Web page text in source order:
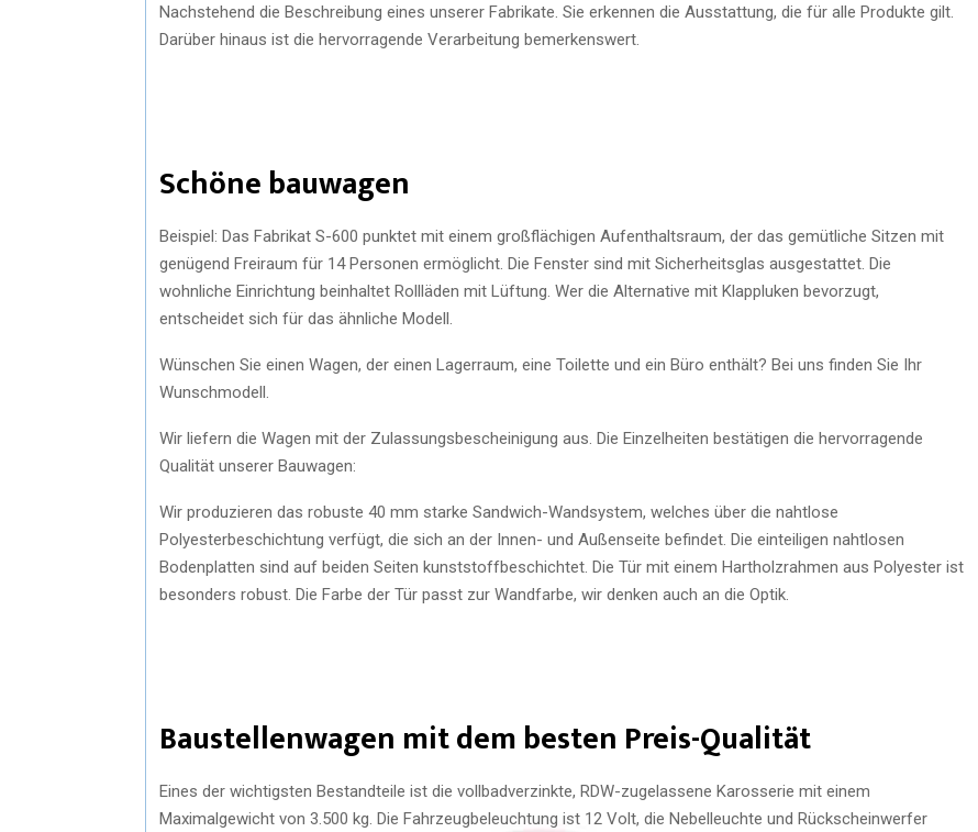
Nachstehend die Beschreibung eines unserer Fabrikate. Sie erkennen die Ausstattung, die für alle Produkte gilt.
Darüber hinaus ist die hervorragende Verarbeitung bemerkenswert.
Schöne bauwagen
Beispiel: Das Fabrikat S-600 punktet mit einem großflächigen Aufenthaltsraum, der das gemütliche Sitzen mit
genügend Freiraum für 14 Personen ermöglicht. Die Fenster sind mit Sicherheitsglas ausgestattet. Die
wohnliche Einrichtung beinhaltet Rollläden mit Lüftung. Wer die Alternative mit Klappluken bevorzugt,
entscheidet sich für das ähnliche Modell.
Wünschen Sie einen Wagen, der einen Lagerraum, eine Toilette und ein Büro enthält? Bei uns finden Sie Ihr
Wunschmodell.
Wir liefern die Wagen mit der Zulassungsbescheinigung aus. Die Einzelheiten bestätigen die hervorragende
Qualität unserer Bauwagen:
Wir produzieren das robuste 40 mm starke Sandwich-Wandsystem, welches über die nahtlose
Polyesterbeschichtung verfügt, die sich an der Innen- und Außenseite befindet. Die einteiligen nahtlosen
Bodenplatten sind auf beiden Seiten kunststoffbeschichtet. Die Tür mit einem Hartholzrahmen aus Polyester ist
besonders robust. Die Farbe der Tür passt zur Wandfarbe, wir denken auch an die Optik.
Baustellenwagen mit dem besten Preis-Qualität
Eines der wichtigsten Bestandteile ist die vollbadverzinkte, RDW-zugelassene Karosserie mit einem
Maximalgewicht von 3.500 kg. Die Fahrzeugbeleuchtung ist 12 Volt, die Nebelleuchte und Rückscheinwerfer